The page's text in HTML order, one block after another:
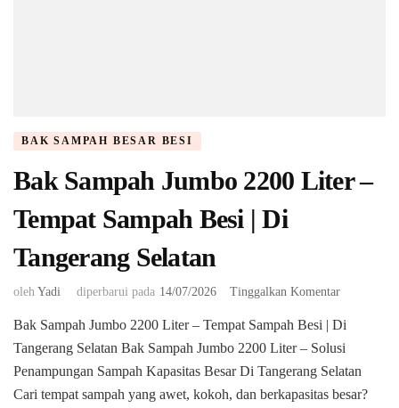
BAK SAMPAH BESAR BESI
Bak Sampah Jumbo 2200 Liter –
Tempat Sampah Besi | Di
Tangerang Selatan
oleh Yadi diperbarui pada 14/07/2026 Tinggalkan Komentarpada
Sampah
Jumbo
2200
–
Bak Sampah Jumbo 2200 Liter – Tempat Sampah Besi | Di
Tangerang Selatan Bak Sampah Jumbo 2200 Liter – Solusi
Penampungan Sampah Kapasitas Besar Di Tangerang Selatan ​
Cari tempat sampah yang awet, kokoh, dan berkapasitas besar?